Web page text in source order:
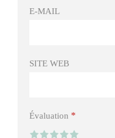
E-MAIL
SITE WEB
Évaluation *